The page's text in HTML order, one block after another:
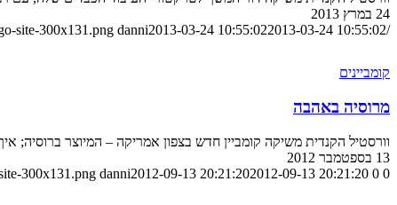
24 במרץ 2013
/wp-content/uploads/2023/08/logo-site-300x131.png
site-300x131.png danni2013-03-24 10:55:022013-03-24 10:55:02
קומביינים
מרוסיה באהבה
וורסטיל הקנדית משיקה קומביין חדש בצפון אמריקה – המיוצר ברוסיה;
13 בספטמבר 2012
0
0
300x131.png danni2012-09-13 20:21:202012-09-13 20:21:20